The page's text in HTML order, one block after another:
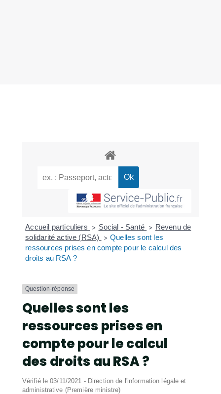
Accueil particuliers > Social - Santé > Revenu de
solidarité active (RSA)
> Quelles sont les
ressources prises en compte pour le calcul des
droits au RSA ?
Question-réponse
Quelles sont les
ressources prises en
compte pour le calcul
des droits au RSA ?
Vérifié le 03/11/2021 - Direction de l'information légale et
administrative (Première ministre)